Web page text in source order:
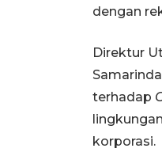
dengan
Direktur
terhadap
korporasi.